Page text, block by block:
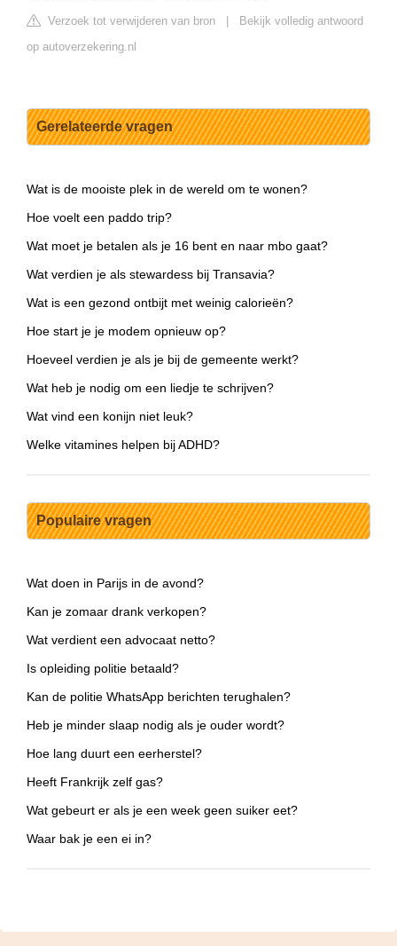
Verzoek tot verwijderen van bron
Bekijk volledig antwoord
op autoverzekering.nl
Gerelateerde vragen
Wat is de mooiste plek in de wereld om te wonen?
Hoe voelt een paddo trip?
Wat moet je betalen als je 16 bent en naar mbo gaat?
Wat verdien je als stewardess bij Transavia?
Wat is een gezond ontbijt met weinig calorieën?
Hoe start je je modem opnieuw op?
Hoeveel verdien je als je bij de gemeente werkt?
Wat heb je nodig om een liedje te schrijven?
Wat vind een konijn niet leuk?
Welke vitamines helpen bij ADHD?
Populaire vragen
Wat doen in Parijs in de avond?
Kan je zomaar drank verkopen?
Wat verdient een advocaat netto?
Is opleiding politie betaald?
Kan de politie WhatsApp berichten terughalen?
Heb je minder slaap nodig als je ouder wordt?
Hoe lang duurt een eerherstel?
Heeft Frankrijk zelf gas?
Wat gebeurt er als je een week geen suiker eet?
Waar bak je een ei in?